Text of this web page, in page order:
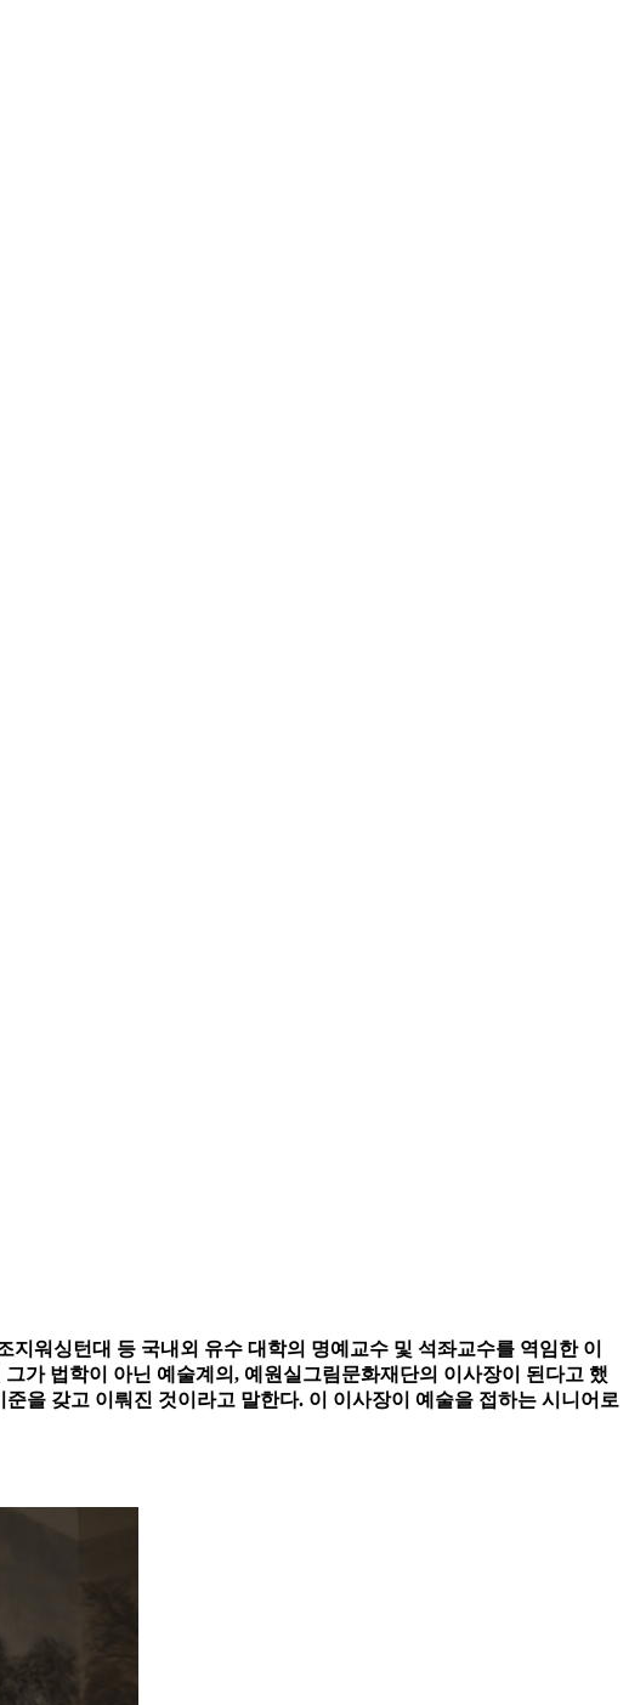
워싱턴대 등 국내외 유수 대학의 명예교수 및 석좌교수를 역임한 이
가 법학이 아닌 예술계의, 예원실그림문화재단의 이사장이 된다고 했
을 갖고 이뤄진 것이라고 말한다. 이 이사장이 예술을 접하는 시니어로